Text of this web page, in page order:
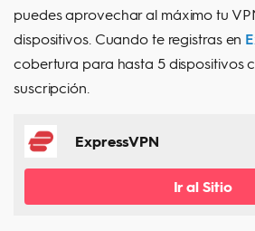
puedes aprovechar al máximo tu
dispositivos. Cuando te registras en
cobertura para hasta 5 dispositivos
suscripción.
ExpressVPN
Ir al Sitio